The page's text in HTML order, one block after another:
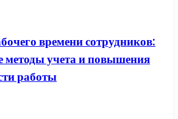
времени сотрудников:
методы учета и повышения
работы